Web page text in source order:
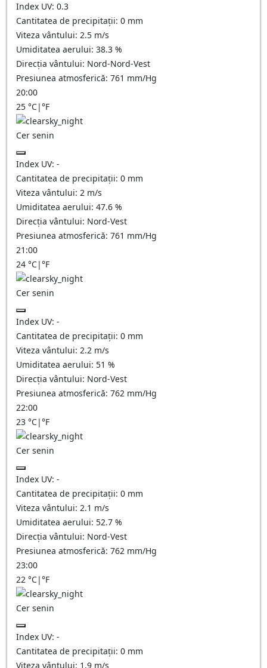
Index UV: 0.3
Cantitatea de precipitații: 0 mm
Viteza vântului: 2.5 m/s
Umiditatea aerului: 38.3 %
Direcția vântului: Nord-Nord-Vest
Presiunea atmosferică: 761 mm/Hg
20:00
25 °C|°F
Cer senin
Index UV: -
Cantitatea de precipitații: 0 mm
Viteza vântului: 2 m/s
Umiditatea aerului: 47.6 %
Direcția vântului: Nord-Vest
Presiunea atmosferică: 761 mm/Hg
21:00
24 °C|°F
Cer senin
Index UV: -
Cantitatea de precipitații: 0 mm
Viteza vântului: 2.2 m/s
Umiditatea aerului: 51 %
Direcția vântului: Nord-Vest
Presiunea atmosferică: 762 mm/Hg
22:00
23 °C|°F
Cer senin
Index UV: -
Cantitatea de precipitații: 0 mm
Viteza vântului: 2.1 m/s
Umiditatea aerului: 52.7 %
Direcția vântului: Nord-Vest
Presiunea atmosferică: 762 mm/Hg
23:00
22 °C|°F
Cer senin
Index UV: -
Cantitatea de precipitații: 0 mm
Viteza vântului: 1.9 m/s